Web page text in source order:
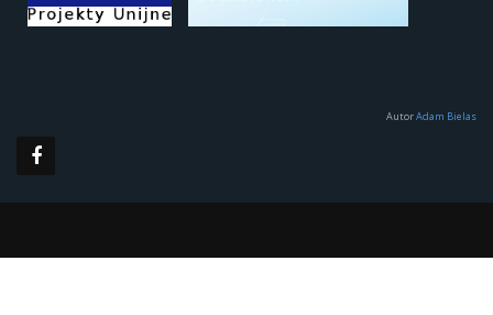
AutorAdam Bielas